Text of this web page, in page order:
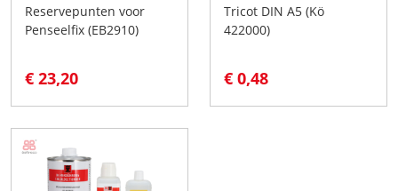
Reservepunten voor
Penseelfix (EB2910)
€ 23,20
Tricot DIN A5 (Kö
422000)
€ 0,48